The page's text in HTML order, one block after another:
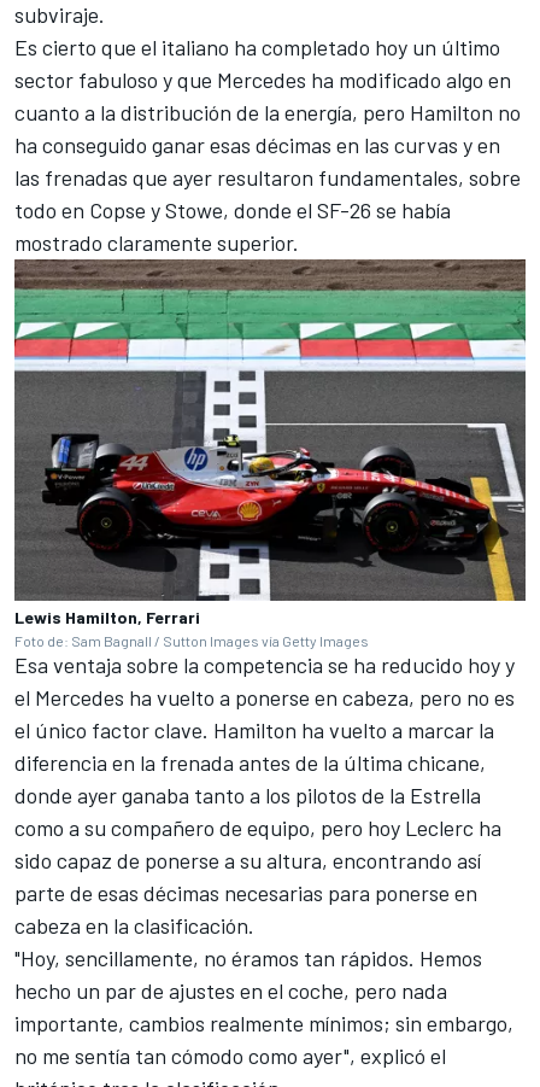
subviraje.
Es cierto que el italiano ha completado hoy un último
sector fabuloso y que Mercedes ha modificado algo en
cuanto a la distribución de la energía, pero Hamilton no
ha conseguido ganar esas décimas en las curvas y en
las frenadas que ayer resultaron fundamentales, sobre
todo en Copse y Stowe, donde el SF-26 se había
mostrado claramente superior.
Lewis Hamilton, Ferrari
Foto de: Sam Bagnall / Sutton Images vía Getty Images
Esa ventaja sobre la competencia se ha reducido hoy y
el Mercedes ha vuelto a ponerse en cabeza, pero no es
el único factor clave. Hamilton ha vuelto a marcar la
diferencia en la frenada antes de la última chicane,
donde ayer ganaba tanto a los pilotos de la Estrella
como a su compañero de equipo, pero hoy Leclerc ha
sido capaz de ponerse a su altura, encontrando así
parte de esas décimas necesarias para ponerse en
cabeza en la clasificación.
"Hoy, sencillamente, no éramos tan rápidos. Hemos
hecho un par de ajustes en el coche, pero nada
importante, cambios realmente mínimos; sin embargo,
no me sentía tan cómodo como ayer", explicó el